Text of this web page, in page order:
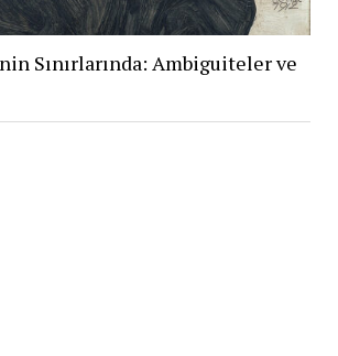
Sınırlarında: Ambiguiteler ve